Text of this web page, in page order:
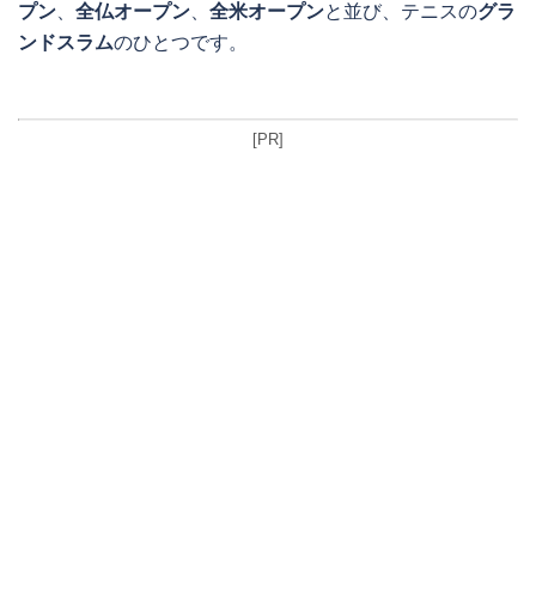
プン
全仏オープン 全米オープンと並び、テニスのグラ
ンドスラムのひとつです。
[PR]